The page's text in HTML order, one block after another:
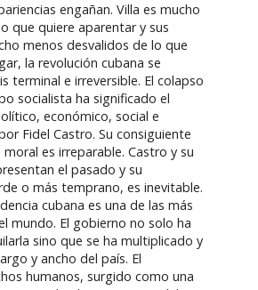
engañan. Villa es mucho
que quiere aparentar y sus
menos desvalidos de lo que
la revolución cubana se
terminal e irreversible. El colapso
socialista ha significado el
económico, social e
Fidel Castro. Su consiguiente
es irreparable. Castro y su
el pasado y su
o más temprano, es inevitable.
cubana es una de las más
mundo. El gobierno no solo ha
sino que se ha multiplicado y
y ancho del país. El
humanos, surgido como una